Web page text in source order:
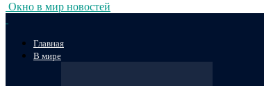
Окно в мир новостей
Главная
В мире